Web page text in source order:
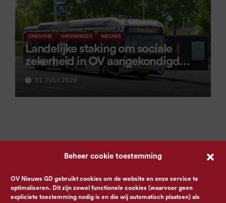
Beheer cookie toestemming
OV Nieuws GD gebruikt cookies om de website en onze service te
optimaliseren. Dit zijn zowel functionele cookies (waarvoor geen
expliciete toestemming nodig is en die wij automatisch plaatsen) als
DRENTHE GRONINGEN NIEUWS
Landelijke staking om sociale
zekerheid in OV aangekondigd
voor 9 september
31 JULI 2026